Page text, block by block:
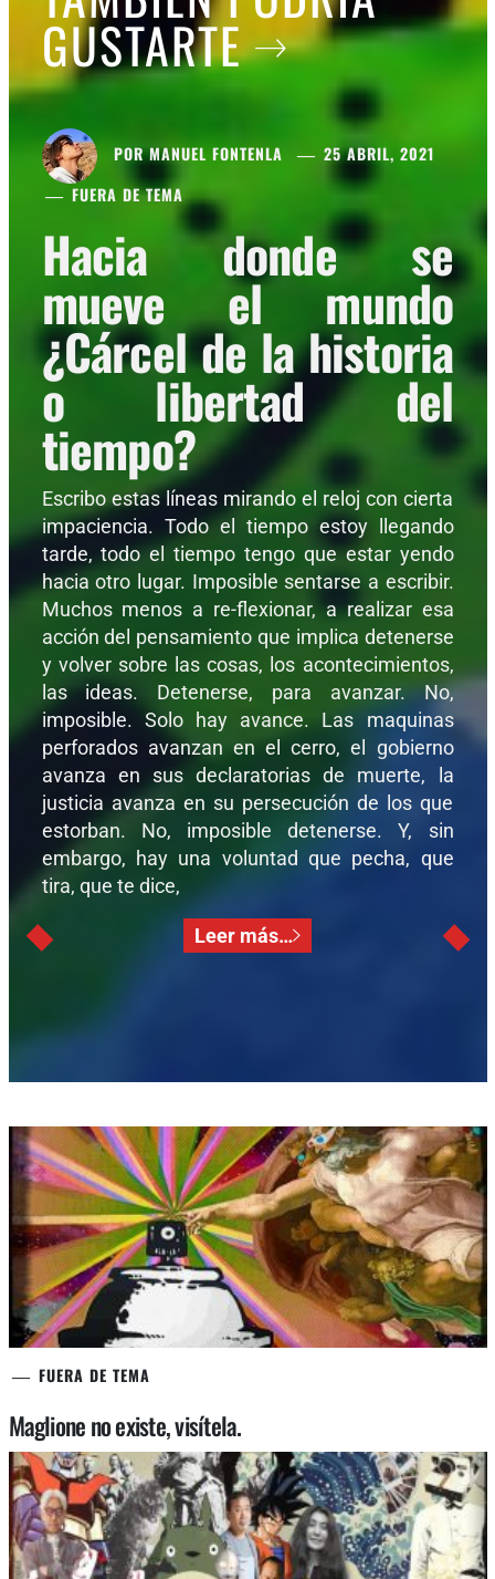
GUSTARTE
PORMANUEL FONTENLA
25 ABRIL, 2021
FUERA DE TEMA
Hacia donde se
mueve el mundo
¿Cárcel de la historia
o libertad del
tiempo?
Escribo estas líneas mirando el reloj con cierta
impaciencia. Todo el tiempo estoy llegando
tarde, todo el tiempo tengo que estar yendo
hacia otro lugar. Imposible sentarse a escribir.
Muchos menos a re-flexionar, a realizar esa
acción del pensamiento que implica detenerse
y volver sobre las cosas, los acontecimientos,
las ideas. Detenerse, para avanzar. No,
imposible. Solo hay avance. Las maquinas
perforados avanzan en el cerro, el gobierno
avanza en sus declaratorias de muerte, la
justicia avanza en su persecución de los que
estorban. No, imposible detenerse. Y, sin
embargo, hay una voluntad que pecha, que
tira, que te dice,
Leer más…
FUERA DE TEMA
Maglione no existe, visítela.